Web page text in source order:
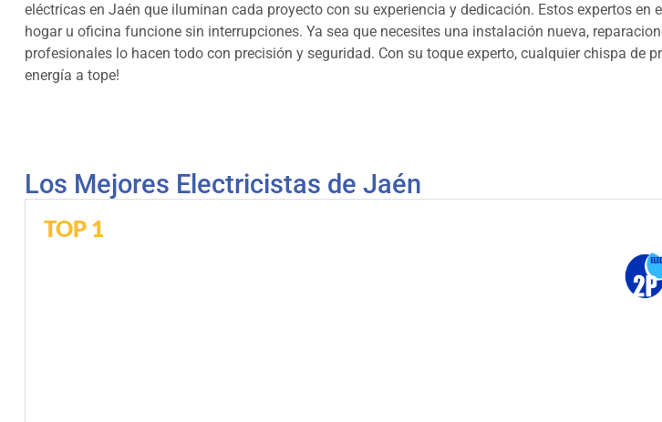
eléctricas en Jaén que iluminan cada proyecto con su experiencia y dedicación. Estos expertos
hogar u oficina funcione sin interrupciones. Ya sea que necesites una instalación nueva,
profesionales lo hacen todo con precisión y seguridad. Con su toque experto, cualquier chispa de
energía a tope!
Los Mejores Electricistas de Jaén
TOP 1